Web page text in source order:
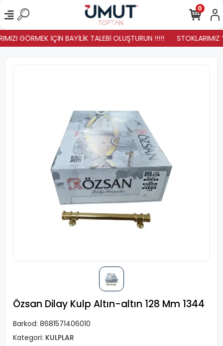
GÖRMEK İÇİN BAYİLİK TALEBİ OLUŞTURUN !!!!! STOKLARIMIZ
0
Özsan Dilay Kulp Altın-altın 128 Mm 1344
Barkod: 8681571406010
Kategori: KULPLAR